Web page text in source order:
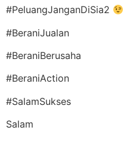
#PeluangJanganDiSia2
#BeraniJualan
#BeraniBerusaha
#BeraniAction
#SalamSukses
Salam